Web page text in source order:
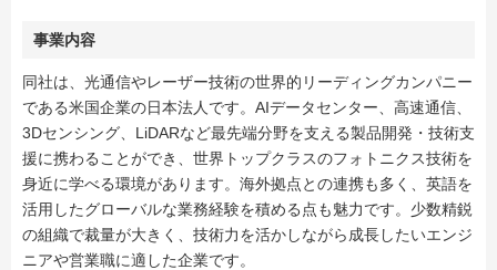
事業内容
同社は、光通信やレーザー技術の世界的リーディングカンパニー
である米国企業の日本法人です。AIデータセンター、高速通信、
3Dセンシング、LiDARなど最先端分野を支える製品開発・技術支
援に携わることができ、世界トップクラスのフォトニクス技術を
身近に学べる環境があります。海外拠点との連携も多く、英語を
活用したグローバルな業務経験を積める点も魅力です。少数精鋭
の組織で裁量が大きく、技術力を活かしながら成長したいエンジ
ニアや営業職に適した企業です。